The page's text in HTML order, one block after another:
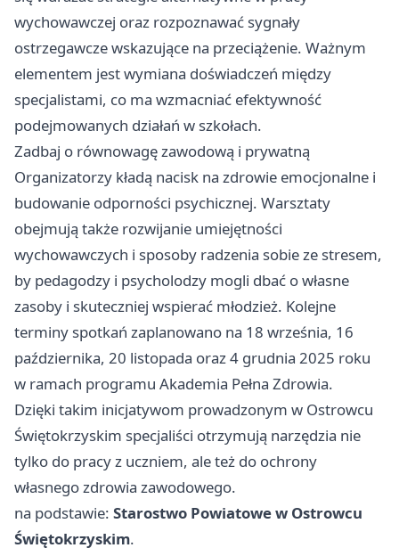
wychowawczej oraz rozpoznawać sygnały
ostrzegawcze wskazujące na przeciążenie. Ważnym
elementem jest wymiana doświadczeń między
specjalistami, co ma wzmacniać efektywność
podejmowanych działań w szkołach.
Zadbaj o równowagę zawodową i prywatną
Organizatorzy kładą nacisk na zdrowie emocjonalne i
budowanie odporności psychicznej. Warsztaty
obejmują także rozwijanie umiejętności
wychowawczych i sposoby radzenia sobie ze stresem,
by pedagodzy i psycholodzy mogli dbać o własne
zasoby i skuteczniej wspierać młodzież. Kolejne
terminy spotkań zaplanowano na 18 września, 16
października, 20 listopada oraz 4 grudnia 2025 roku
w ramach programu Akademia Pełna Zdrowia.
Dzięki takim inicjatywom prowadzonym w Ostrowcu
Świętokrzyskim specjaliści otrzymują narzędzia nie
tylko do pracy z uczniem, ale też do ochrony
własnego zdrowia zawodowego.
na podstawie: Starostwo Powiatowe w Ostrowcu
Świętokrzyskim.